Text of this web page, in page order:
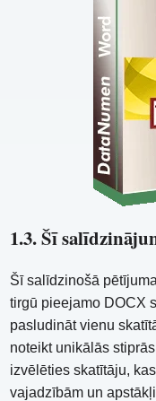
1.3. Šī
Šī salīdzinošā
tirgū pieejamo DOCX
pasludināt vienu
noteikt unikālās
izvēlēties skatītāju,
vajadzībām un